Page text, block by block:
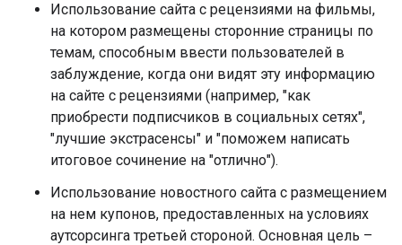
Использование сайта с рецензиями на фильмы,
на котором размещены сторонние страницы по
темам, способным ввести пользователей в
заблуждение, когда они видят эту информацию
на сайте с рецензиями (например, "как
приобрести подписчиков в социальных сетях",
"лучшие экстрасенсы" и "поможем написать
итоговое сочинение на "отлично").
Использование новостного сайта с размещением
на нем купонов, предоставленных на условиях
аутсорсинга третьей стороной. Основная цель –